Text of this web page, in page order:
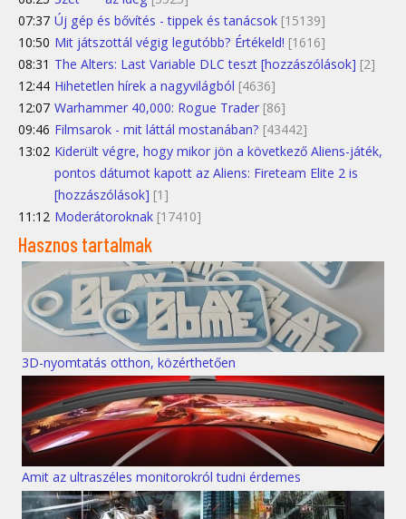
07:37 Új gép és bővítés - tippek és tanácsok [15139]
10:50 Mit játszottál végig legutóbb? Értékeld! [1616]
08:31 The Alters: Last Variable DLC teszt [hozzászólások] [2]
12:44 Hihetetlen hírek a nagyvilágból [4636]
12:07 Warhammer 40,000: Rogue Trader [86]
09:46 Filmsarok - mit láttál mostanában? [43442]
13:02 Kiderült végre, hogy mikor jön a következő Aliens-játék,
pontos dátumot kapott az Aliens: Fireteam Elite 2 is
[hozzászólások] [1]
11:12 Moderátoroknak [17410]
Hasznos tartalmak
3D-nyomtatás otthon, közérthetően
Amit az ultraszéles monitorokról tudni érdemes